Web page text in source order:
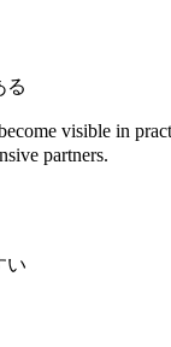
る
visible in
partners.
い